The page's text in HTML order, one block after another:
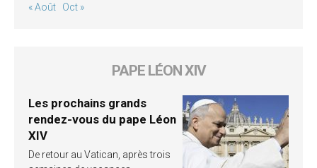
« Août Oct »
PAPE LÉON XIV
Les prochains grands
rendez-vous du pape Léon
XIV
De retour au Vatican, après trois